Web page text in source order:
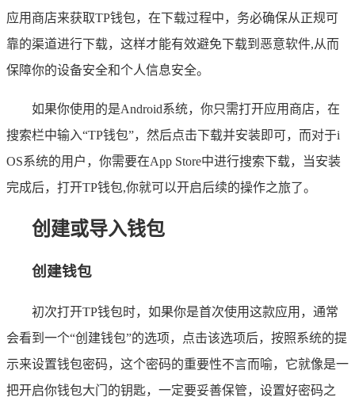
应用商店来获取TP钱包，在下载过程中，务必确保从正规可
靠的渠道进行下载，这样才能有效避免下载到恶意软件,从而
保障你的设备安全和个人信息安全。
如果你使用的是Android系统，你只需打开应用商店，在
搜索栏中输入“TP钱包”，然后点击下载并安装即可，而对于i
OS系统的用户，你需要在App Store中进行搜索下载，当安装
完成后，打开TP钱包,你就可以开启后续的操作之旅了。
创建或导入钱包
创建钱包
初次打开TP钱包时，如果你是首次使用这款应用，通常
会看到一个“创建钱包”的选项，点击该选项后，按照系统的提
示来设置钱包密码，这个密码的重要性不言而喻，它就像是一
把开启你钱包大门的钥匙，一定要妥善保管，设置好密码之